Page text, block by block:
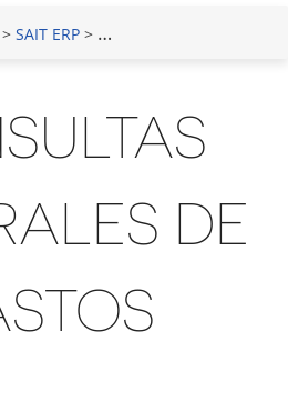
SAIT ERP> Capacitación en Módulo
DE